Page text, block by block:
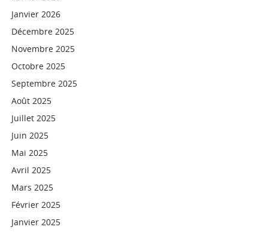
Janvier 2026
Décembre 2025
Novembre 2025
Octobre 2025
Septembre 2025
Août 2025
Juillet 2025
Juin 2025
Mai 2025
Avril 2025
Mars 2025
Février 2025
Janvier 2025